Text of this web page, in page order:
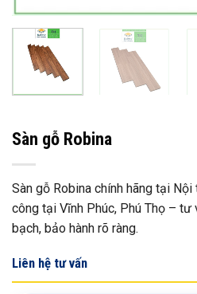
Sàn gỗ Robina
Sàn gỗ Robina chính hãng tại
công tại Vĩnh Phúc, Phú Thọ – tư
bạch, bảo hành rõ ràng.
Liên hệ tư vấn